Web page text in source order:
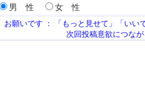
男 性 女 性
お願いです ： 「もっと見せて」「いい
次回投稿意欲につながる応援メ